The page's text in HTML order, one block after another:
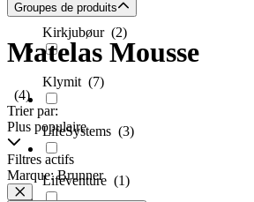
Kirkjubøur (2)
Klymit (7)
LifeSystems (3)
Lifeventure (1)
Groupes de produits
Matelas Mousse
(4)
Trier par:
Plus populaire
Filtres actifs
Marque: Brunner